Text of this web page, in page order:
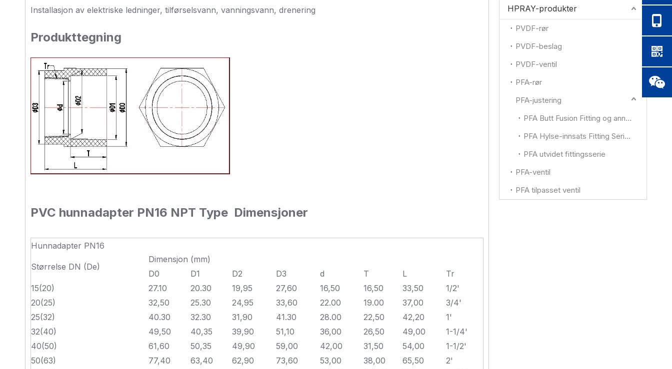
Installasjon av elektriske ledninger, tilførselsvann, vanningsvann, drenering
Produkttegning
PVC hunnadapter PN16 NPT Type Dimensjoner
Hunnadapter PN16
Størrelse DN (De)
Dimensjon (mm)
D0
D1 D2 D3 d T L
Tr
15(20)
27.10 20.30 19,95 27,60 16,50 16,50 33,50
1/2'
20(25)
32,50 25.30 24,95 33,60 22.00 19.00 37,00
3/4'
25(32)
40.30 32.30 31,90 41.30 28.00 22,50 42,20
1'
32(40)
49,50 40,35 39,90 51,10 36,00 26,50 49,00
1-1/4'
40(50)
61,60 50,35 49,90 59,00 42,00 31,50 54,00
1-1/2'
50(63)
77,40 63,40 62,90 73,60 53,00 38,00 65,50
2'
HPRAY-produkter
PVDF-rør
PVDF-beslag
PVDF-ventil
PFA-rør
PFA-justering
PFA Butt Fusion Fitting og annet
PFA Hylse-innsats Fitting Series
PFA utvidet fittingsserie
PFA-ventil
PFA tilpasset ventil